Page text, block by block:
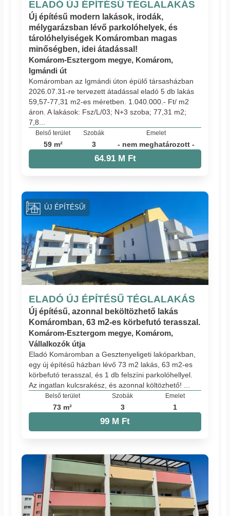
ELADÓ ÚJ ÉPÍTÉSŰ TÉGLALAKÁS
Új építésű modern lakások, irodák,
mélygarázsban lévő parkolóhelyek, és
tárolóhelyiségek Komáromban magas
minőségben, idei átadással!
Komárom-Esztergom megye, Komárom,
Igmándi út
Komáromban az Igmándi úton épülő társasházban
2026.07.31-re tervezett átadással eladó 5 db lakás
59,57-77,31 m2-es méretben. 1.040.000.- Ft/ m2
áron. A lakások: Fsz/L/03; N+3 szoba; 77,31 m2;
7,8...
Belső terület
59 m²
Szobák
3
Emelet
- nem meghatározott -
64.91 M Ft
ELADÓ ÚJ ÉPÍTÉSŰ TÉGLALAKÁS
Új építésű, azonnal beköltözhető lakás
Komáromban, 63 m2-es körbefutó terasszal.
Komárom-Esztergom megye, Komárom,
Vállalkozók útja
Eladó Komáromban a Gesztenyeligeti lakóparkban,
egy új építésű házban lévő 73 m2 lakás, 63 m2-es
körbefutó terasszal, és 1 db felszíni parkolóhellyel.
Az ingatlan kulcsrakész, és azonnal költözhető! ...
Belső terület
73 m²
Szobák
3
Emelet
1
99 M Ft
ÚJ ÉPÍTÉSŰ!